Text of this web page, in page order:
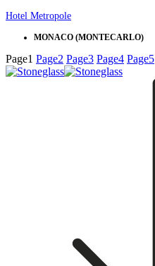
Hotel Metropole
MONACO (MONTECARLO)
Page1 Page2 Page3 Page4 Page5